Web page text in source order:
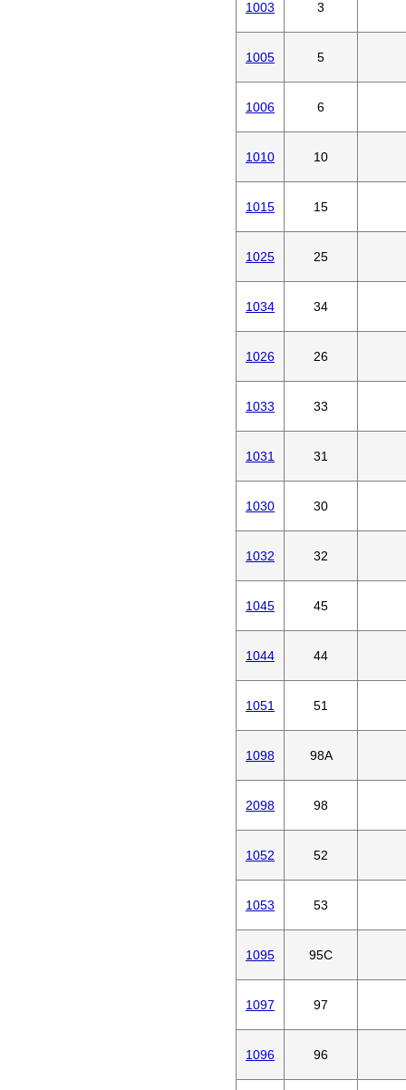
1003 3
1005 5
1006 6
1010 10
1015 15
1025 25
1034 34
1026 26
1033 33
1031 31
1030 30
1032 32
1045 45
1044 44
1051 51
1098 98A
2098 98
1052 52
1053 53
1095 95C
1097 97
1096 96